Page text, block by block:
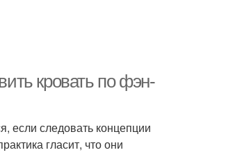
кровать по фэн-
если следовать концепции
гласит, что они